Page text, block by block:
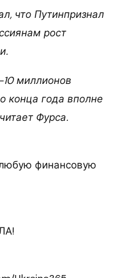
что Путинпризнал
рост
миллионов
конца года вполне
Фурса.
финансовую